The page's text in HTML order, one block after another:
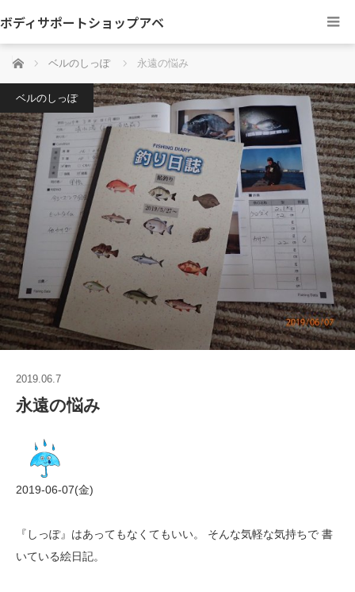
ボディサポートショップアベ
ホーム ベルのしっぽ 永遠の悩み
ベルのしっぽ
2019.06.7
永遠の悩み
2019-06-07(金)
『しっぽ』はあってもなくてもいい。 そんな気軽な気持ちで 書
いている絵日記。